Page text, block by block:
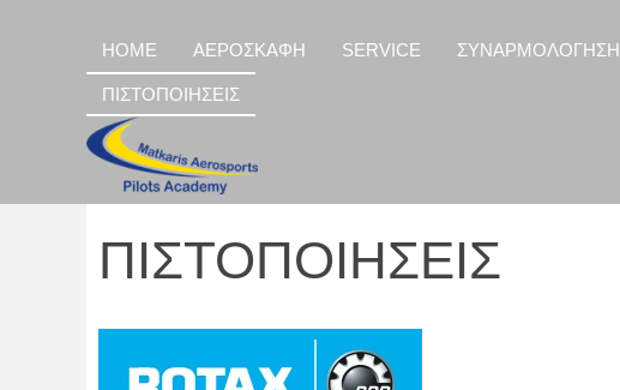
HOME ΑΕΡΟΣΚΑΦΗ SERVICE ΣΥΝΑΡΜΟΛΟΓΗΣΗ
ΠΙΣΤΟΠΟΙΗΣΕΙΣ
ΠΙΣΤΟΠΟΙΗΣΕΙΣ